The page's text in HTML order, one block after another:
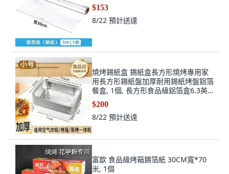
$153
8/22 預計送達
燒烤錫紙盒 錫紙盒長方形燒烤專用家
用長方形錫紙盤加厚耐用錫紙烤盤鋁箔
餐盒, 1個, 長方形食品級鋁箔盒6.3英
寸 長14.6,30只
$200
8/22 預計送達
富歆 食品級烤箱錫箔紙 30CM寬*70
米, 1個